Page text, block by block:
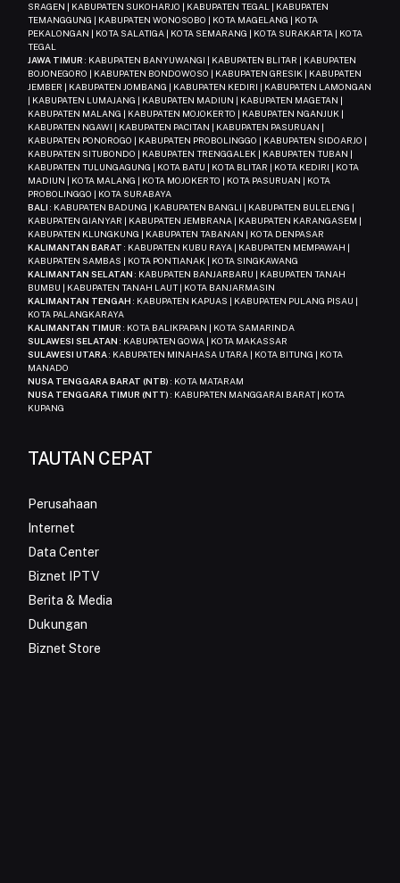
SRAGEN | KABUPATEN SUKOHARJO | KABUPATEN TEGAL | KABUPATEN
TEMANGGUNG | KABUPATEN WONOSOBO | KOTA MAGELANG | KOTA
PEKALONGAN | KOTA SALATIGA | KOTA SEMARANG | KOTA SURAKARTA | KOTA
TEGAL
JAWA TIMUR : KABUPATEN BANYUWANGI | KABUPATEN BLITAR | KABUPATEN
BOJONEGORO | KABUPATEN BONDOWOSO | KABUPATEN GRESIK | KABUPATEN
JEMBER | KABUPATEN JOMBANG | KABUPATEN KEDIRI | KABUPATEN LAMONGAN
| KABUPATEN LUMAJANG | KABUPATEN MADIUN | KABUPATEN MAGETAN |
KABUPATEN MALANG | KABUPATEN MOJOKERTO | KABUPATEN NGANJUK |
KABUPATEN NGAWI | KABUPATEN PACITAN | KABUPATEN PASURUAN |
KABUPATEN PONOROGO | KABUPATEN PROBOLINGGO | KABUPATEN SIDOARJO |
KABUPATEN SITUBONDO | KABUPATEN TRENGGALEK | KABUPATEN TUBAN |
KABUPATEN TULUNGAGUNG | KOTA BATU | KOTA BLITAR | KOTA KEDIRI | KOTA
MADIUN | KOTA MALANG | KOTA MOJOKERTO | KOTA PASURUAN | KOTA
PROBOLINGGO | KOTA SURABAYA
BALI : KABUPATEN BADUNG | KABUPATEN BANGLI | KABUPATEN BULELENG |
KABUPATEN GIANYAR | KABUPATEN JEMBRANA | KABUPATEN KARANGASEM |
KABUPATEN KLUNGKUNG | KABUPATEN TABANAN | KOTA DENPASAR
KALIMANTAN BARAT : KABUPATEN KUBU RAYA | KABUPATEN MEMPAWAH |
KABUPATEN SAMBAS | KOTA PONTIANAK | KOTA SINGKAWANG
KALIMANTAN SELATAN : KABUPATEN BANJARBARU | KABUPATEN TANAH
BUMBU | KABUPATEN TANAH LAUT | KOTA BANJARMASIN
KALIMANTAN TENGAH : KABUPATEN KAPUAS | KABUPATEN PULANG PISAU |
KOTA PALANGKARAYA
KALIMANTAN TIMUR : KOTA BALIKPAPAN | KOTA SAMARINDA
SULAWESI SELATAN : KABUPATEN GOWA | KOTA MAKASSAR
SULAWESI UTARA: KABUPATEN MINAHASA UTARA | KOTA BITUNG | KOTA
MANADO
NUSA TENGGARA BARAT (NTB) : KOTA MATARAM
NUSA TENGGARA TIMUR (NTT) : KABUPATEN MANGGARAI BARAT | KOTA
KUPANG
TAUTAN CEPAT
Perusahaan
Internet
Data Center
Biznet IPTV
Berita & Media
Dukungan
Biznet Store